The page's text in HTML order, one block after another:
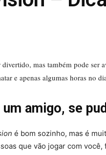
divertido, mas também pode ser
e apenas algumas horas no
amigo, se
é bom sozinho, mas é
que vão jogar com você,